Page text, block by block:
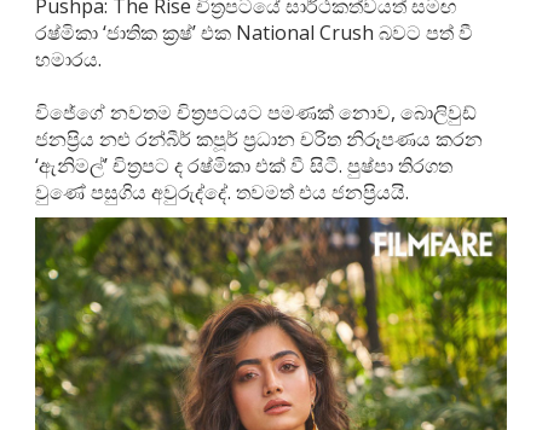
Pushpa: The Rise චිත්‍රපටයේ සාර්ථකත්වයත් සමඟ
රෂ්මිකා ‘ජාතික ක්‍රෂ්’ එක National Crush බවට පත් වී
හමාරය.
විජේගේ නවතම චිත්‍රපටයට පමණක් නොව, බොලිවුඩ්
ජනප්‍රිය නළු රන්බීර් කපූර් ප්‍රධාන චරිත නිරූපණය කරන
‘ඇනිමල්’ චිත්‍රපට ද රෂ්මිකා එක් වී සිටී. පුෂ්පා තිරගත
වුණේ පසුගිය අවුරුද්දේ. තවමත් එය ජනප්‍රියයි.